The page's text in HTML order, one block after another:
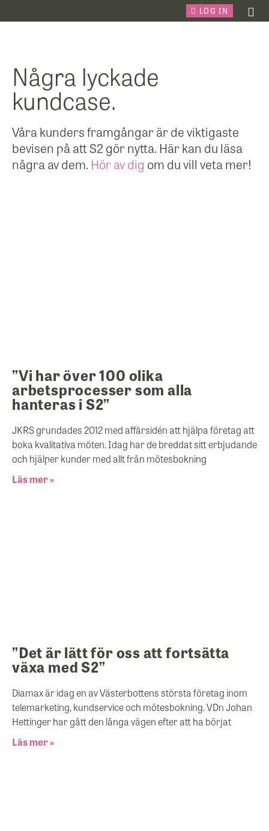
LOG IN
Några lyckade
kundcase.
Våra kunders framgångar är de viktigaste
bevisen på att S2 gör nytta. Här kan du läsa
några av dem. Hör av dig om du vill veta mer!
”Vi har över 100 olika
arbetsprocesser som alla
hanteras i S2”
JKRS grundades 2012 med affärsidén att hjälpa företag att
boka kvalitativa möten. Idag har de breddat sitt erbjudande
och hjälper kunder med allt från mötesbokning
Läs mer »
”Det är lätt för oss att fortsätta
växa med S2”
Diamax är idag en av Västerbottens största företag inom
telemarketing, kundservice och mötesbokning. VDn Johan
Hettinger har gått den långa vägen efter att ha börjat
Läs mer »